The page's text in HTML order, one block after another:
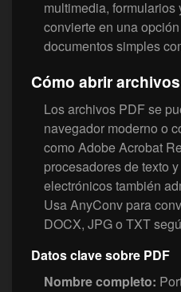
multimedia, formularios
convierte en una
documentos simples
Cómo abrir
Los archivos PDF se
navegador moderno o
como Adobe Acrobat
procesadores de texto
electrónicos también
Usa AnyConv para
DOCX, JPG o TXT
Datos clave sobre PDF
Nombre completo: